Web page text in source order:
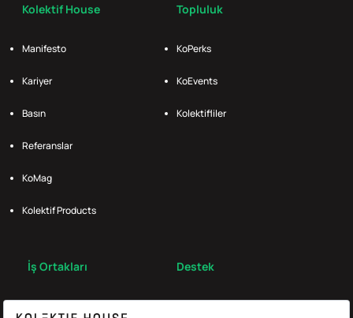
Kolektif House
Manifesto
Kariyer
Basın
Referanslar
KoMag
Kolektif Products
Topluluk
KoPerks
KoEvents
Kolektifliler
İş Ortakları Destek